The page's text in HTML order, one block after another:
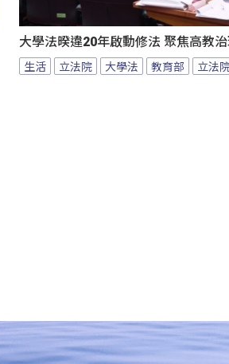
大學法暌違20年啟動修法 聚焦高教
生活 立法院 大學法 教育部 立法